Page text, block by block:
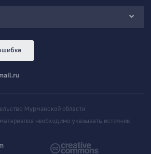
Мурманской области
необходимо указывать источник